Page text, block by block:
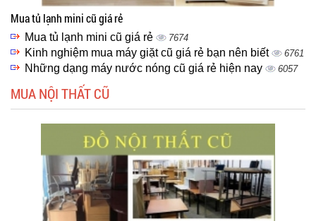
Mua tủ lạnh mini cũ giá rẻ
Mua tủ lạnh mini cũ giá rẻ 7674
Kinh nghiệm mua máy giặt cũ giá rẻ bạn nên biết 6761
Những dạng máy nước nóng cũ giá rẻ hiện nay 6057
MUA NỘI THẤT CŨ